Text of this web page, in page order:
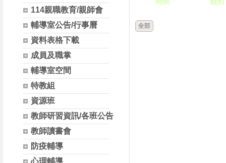
114親職教育/親師會
輔導室公告/行事曆
資料表格下載
成員及職掌
輔導室空間
特教組
資源班
教師研習資訊/各班公告
教師讀書會
防疫輔導
心理輔導
全部